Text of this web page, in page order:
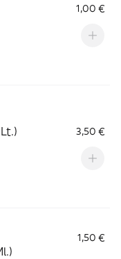
1,00 €
3,50 €
1,50 €